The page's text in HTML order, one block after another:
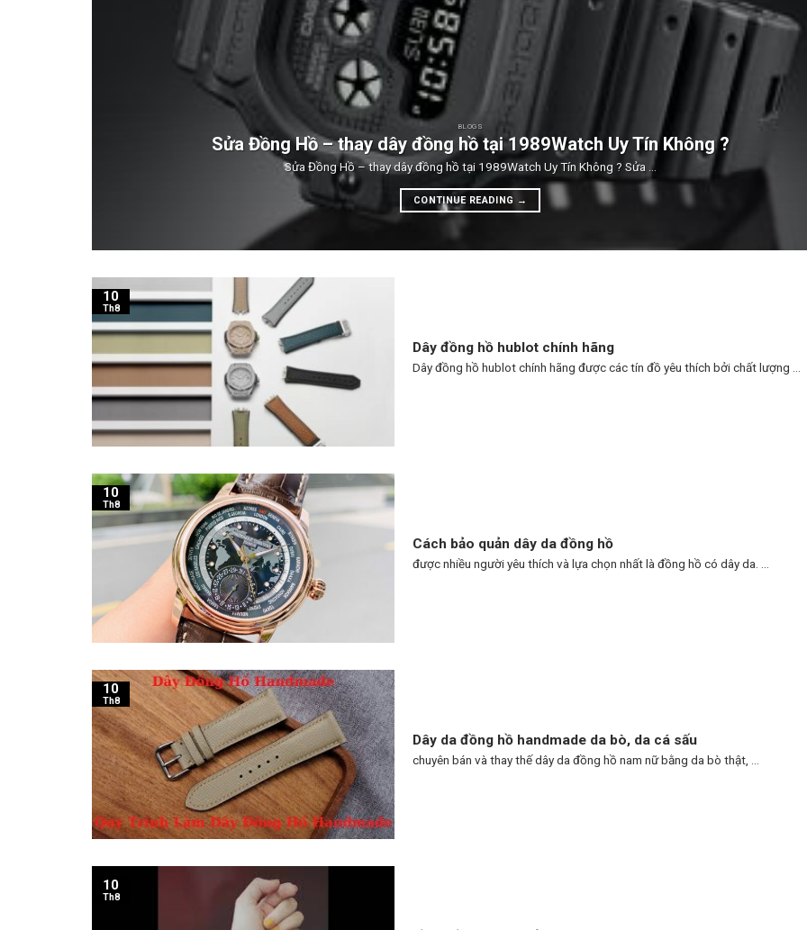
BLOGS
Sửa Đồng Hồ – thay dây đồng hồ tại 1989Watch Uy Tín Không ?
Sửa Đồng Hồ – thay dây đồng hồ tại 1989Watch Uy Tín Không ? Sửa ...
CONTINUE READING →
Dây đồng hồ hublot chính hãng
Dây đồng hồ hublot chính hãng được các tín đồ yêu thích bởi chất lượng ...
10
Th8
Cách bảo quản dây da đồng hồ
được nhiều người yêu thích và lựa chọn nhất là đồng hồ có dây da. ...
10
Th8
Dây da đồng hồ handmade da bò, da cá sấu
chuyên bán và thay thế dây da đồng hồ nam nữ bằng da bò thật, ...
10
Th8
10
Th8